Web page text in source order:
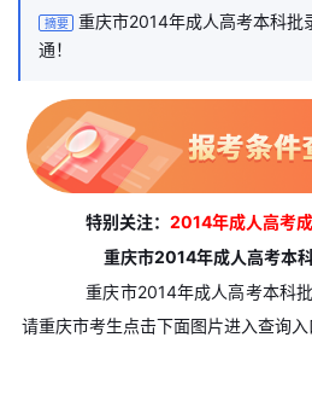
摘要
重庆市2014年成人高考本科批
通！
特别关注： 2014年成人高考成
重庆市2014年成人高考本
重庆市2014年成人高考本科批
请重庆市考生点击下面图片进入查询入